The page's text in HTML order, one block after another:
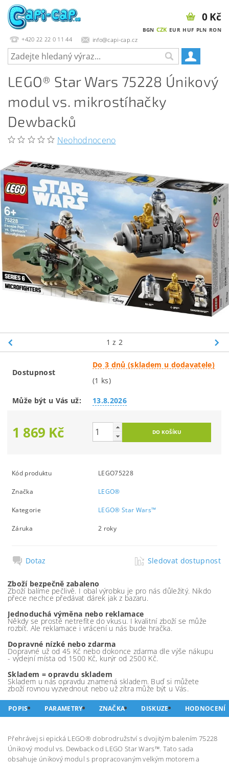
+420 22 22 0 11 44 info@capi-cap.cz
BGN CZK EUR HUF PLN RON
0 Kč
LEGO® Star Wars 75228 Únikový
modul vs. mikrostíhačky
Dewbacků
Neohodnoceno
1 z 2
Dostupnost
Do 3 dnů (skladem u dodavatele)
(1 ks)
Může být u Vás už: 13.8.2026
1 869 Kč
Kód produktu LEGO75228
Značka LEGO®
Kategorie LEGO® Star Wars™
Záruka 2 roky
Dotaz Sledovat dostupnost
Zboží bezpečně zabaleno
Zboží balíme pečlivě. I obal výrobku je pro nás důležitý. Nikdo
přece nechce předávat dárek jak z bazaru.
Jednoduchá výměna nebo reklamace
Někdy se prostě netrefíte do vkusu. I kvalitní zboží se může
rozbít. Ale reklamace i vrácení u nás bude hračka.
Dopravné nízké nebo zdarma
Dopravné už od 45 Kč nebo dokonce zdarma dle výše nákupu
- výdejní místa od 1500 Kč, kurýr od 2500 Kč.
Skladem = opravdu skladem
Skladem u nás opravdu znamená skladem. Buď si můžete
zboží rovnou vyzvednout nebo už zítra může být u Vás.
POPIS PARAMETRY ZNAČKA DISKUZE HODNOCENÍ
Přehrávej si epická LEGO® dobrodružství s dvojitým balením 75228
Únikový modul vs. Dewback od LEGO Star Wars™. Tato sada
obsahuje únikový modul s propracovaným velkým motorem a